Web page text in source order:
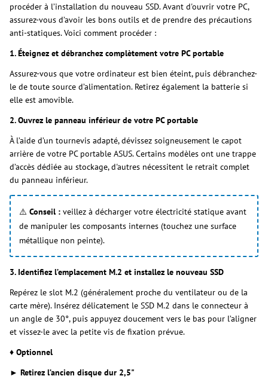
procéder à l’installation du nouveau SSD. Avant d'ouvrir votre PC,
assurez-vous d’avoir les bons outils et de prendre des précautions
anti-statiques. Voici comment procéder :
1. Éteignez et débranchez complètement votre PC portable
Assurez-vous que votre ordinateur est bien éteint, puis débranchez-
le de toute source d’alimentation. Retirez également la batterie si
elle est amovible.
2. Ouvrez le panneau inférieur de votre PC portable
À l’aide d’un tournevis adapté, dévissez soigneusement le capot
arrière de votre PC portable ASUS. Certains modèles ont une trappe
d’accès dédiée au stockage, d'autres nécessitent le retrait complet
du panneau inférieur.
⚠️ Conseil : veillez à décharger votre électricité statique avant
de manipuler les composants internes (touchez une surface
métallique non peinte).
3. Identifiez l’emplacement M.2 et installez le nouveau SSD
Repérez le slot M.2 (généralement proche du ventilateur ou de la
carte mère). Insérez délicatement le SSD M.2 dans le connecteur à
un angle de 30°, puis appuyez doucement vers le bas pour l’aligner
et vissez-le avec la petite vis de fixation prévue.
♦ Optionnel
► Retirez l’ancien disque dur 2,5"